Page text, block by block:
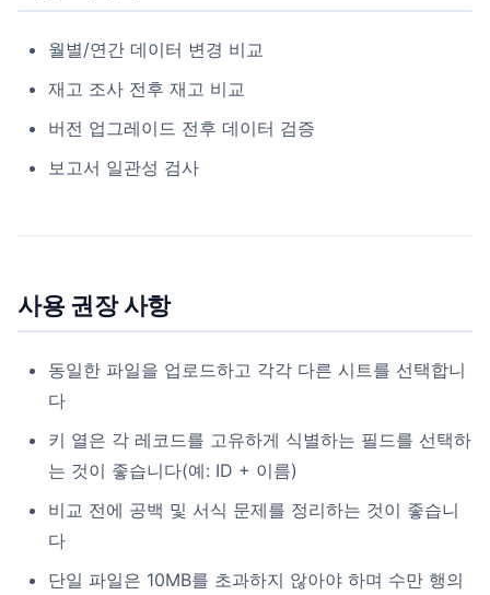
월별/연간 데이터 변경 비교
재고 조사 전후 재고 비교
버전 업그레이드 전후 데이터 검증
보고서 일관성 검사
사용 권장 사항
동일한 파일을 업로드하고 각각 다른 시트를 선택합니
다
키 열은 각 레코드를 고유하게 식별하는 필드를 선택하
는 것이 좋습니다(예: ID + 이름)
비교 전에 공백 및 서식 문제를 정리하는 것이 좋습니
다
단일 파일은 10MB를 초과하지 않아야 하며 수만 행의